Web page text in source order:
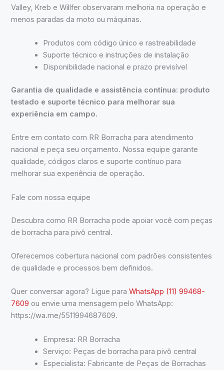
Valley, Kreb e Willfer observaram melhoria na operação e
menos paradas da moto ou máquinas.
Produtos com código único e rastreabilidade
Suporte técnico e instruções de instalação
Disponibilidade nacional e prazo previsível
Garantia de qualidade e assistência contínua: produto
testado e suporte técnico para melhorar sua
experiência em campo.
Entre em contato com RR Borracha para atendimento
nacional e peça seu orçamento. Nossa equipe garante
qualidade, códigos claros e suporte contínuo para
melhorar sua experiência de operação.
Fale com nossa equipe
Descubra como RR Borracha pode apoiar você com peças
de borracha para pivô central.
Oferecemos cobertura nacional com padrões consistentes
de qualidade e processos bem definidos.
Quer conversar agora? Ligue paraWhatsApp (11) 99468-
7609 ou envie uma mensagem pelo WhatsApp:
https://wa.me/5511994687609.
Empresa: RR Borracha
Serviço: Peças de borracha para pivô central
Especialista: Fabricante de Peças de Borrachas